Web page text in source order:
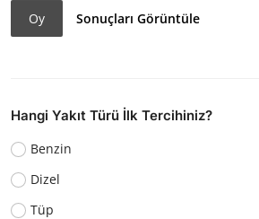
Oy Sonuçları Görüntüle
Hangi Yakıt Türü İlk Tercihiniz?
Benzin
Dizel
Tüp